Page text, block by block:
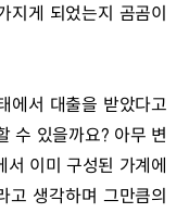
지게 되었는지 곰곰이
에서 대출을 받았다고
수 있을까요? 아무 변
이미 구성된 가계에
고 생각하며 그만큼의